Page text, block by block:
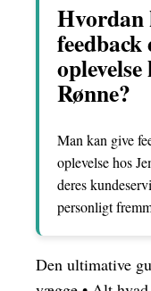
Hvordan
feedback
Rønne?
Man kan give
oplevelse hos
deres
personligt
Den ultimative